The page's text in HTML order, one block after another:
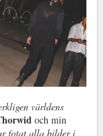
världens
och min
fotat alla bilder i